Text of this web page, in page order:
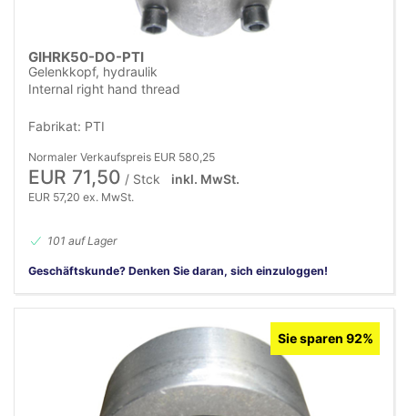
GIHRK50-DO-PTI
Gelenkkopf, hydraulik
Internal right hand thread
Fabrikat: PTI
Normaler Verkaufspreis EUR 580,25
EUR 71,50 / Stck inkl. MwSt.
EUR 57,20 ex. MwSt.
101 auf Lager
Geschäftskunde? Denken Sie daran, sich einzuloggen!
Sie sparen 92%